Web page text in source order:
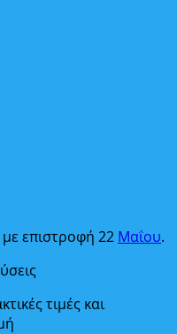
επιστροφή 22 Μαΐου.
τιμές και